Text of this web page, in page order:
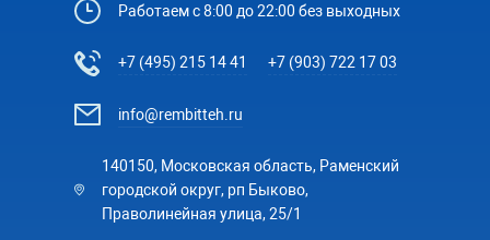
Работаем с 8:00 до 22:00 без выходных
+7 (495) 215 14 41 +7 (903) 722 17 03
info@rembitteh.ru
140150, Московская область, Раменский
городской округ, рп Быково,
Праволинейная улица, 25/1